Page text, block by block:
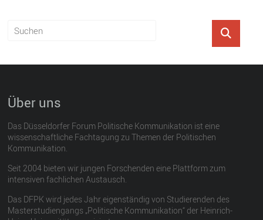
Über uns
Das Düsseldorfer Forum Politische Kommunikation ist eine
wissenschaftliche Fachtagung zu Themen der Politischen
Kommunikation.
Seit 2004 bieten wir jungen Forschenden eine Plattform zum
intensiven fachlichen Austausch.
Das DFPK wird jedes Jahr eigenständig von Studierenden des
Masterstudiengangs „Politische Kommunikation“ der Heinrich-